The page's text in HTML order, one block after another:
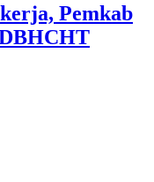
Pemkab